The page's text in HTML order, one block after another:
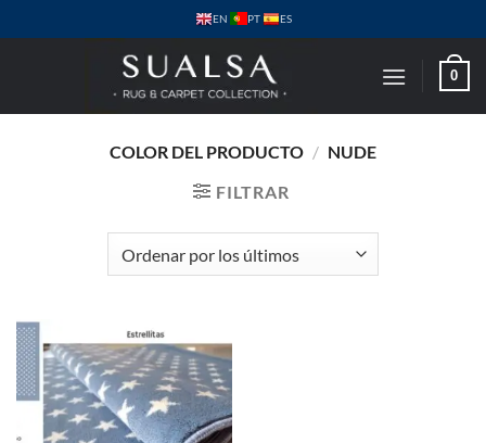
al
EN PT ES
0
COLOR DEL PRODUCTO / NUDE
FILTRAR